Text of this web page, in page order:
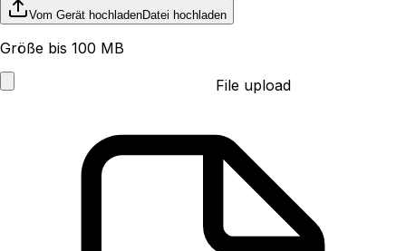
Vom Gerät hochladenDatei hochladen
Größe bis 100 MB
File upload